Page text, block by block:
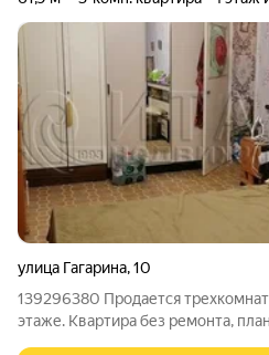
улица Гагарина,10
139296380 Продается
этаже. Квартира без ремонта,